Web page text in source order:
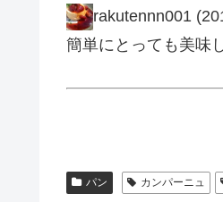
rakutennn001
簡単にとっても美味
パン カンパーニュ